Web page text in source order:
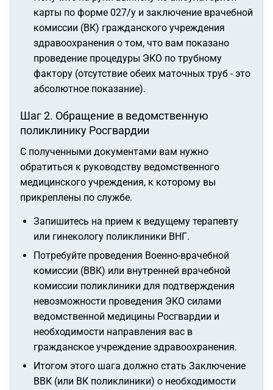
карты по форме 027/у и заключение врачебной
комиссии (ВК) гражданского учреждения
здравоохранения о том, что вам показано
проведение процедуры ЭКО по трубному
фактору (отсутствие обеих маточных труб - это
абсолютное показание).
Шаг 2. Обращение в ведомственную
поликлинику Росгвардии
С полученными документами вам нужно
обратиться к руководству ведомственного
медицинского учреждения, к которому вы
прикреплены по службе.
Запишитесь на прием к ведущему терапевту
или гинекологу поликлиники ВНГ.
Потребуйте проведения Военно-врачебной
комиссии (ВВК) или внутренней врачебной
комиссии поликлиники для подтверждения
невозможности проведения ЭКО силами
ведомственной медицины Росгвардии и
необходимости направления вас в
гражданское учреждение здравоохранения.
Итогом этого шага должно стать Заключение
ВВК (или ВК поликлиники) о необходимости